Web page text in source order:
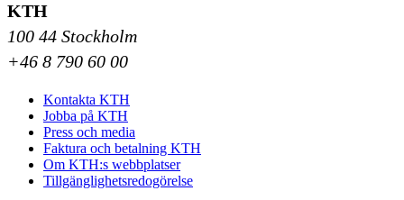
KTH
100 44 Stockholm
+46 8 790 60 00
Kontakta KTH
Jobba på KTH
Press och media
Faktura och betalning KTH
Om KTH:s webbplatser
Tillgänglighetsredogörelse